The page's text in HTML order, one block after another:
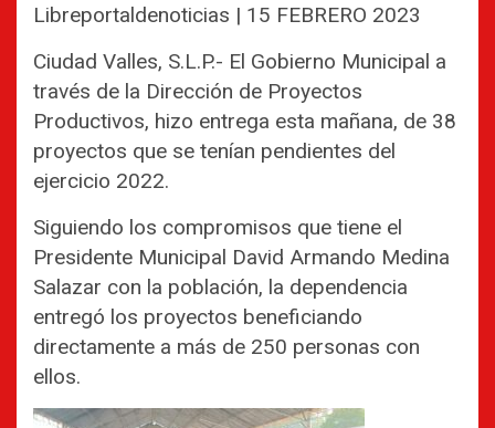
Libreportaldenoticias | 15 FEBRERO 2023
Ciudad Valles, S.L.P.- El Gobierno Municipal a
través de la Dirección de Proyectos
Productivos, hizo entrega esta mañana, de 38
proyectos que se tenían pendientes del
ejercicio 2022.
Siguiendo los compromisos que tiene el
Presidente Municipal David Armando Medina
Salazar con la población, la dependencia
entregó los proyectos beneficiando
directamente a más de 250 personas con
ellos.